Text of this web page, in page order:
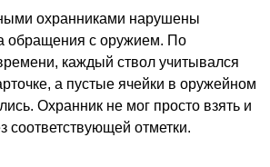
охранниками нарушены
обращения с оружием. По
каждый ствол учитывался
а пустые ячейки в оружейном
Охранник не мог просто взять и
соответствующей отметки.